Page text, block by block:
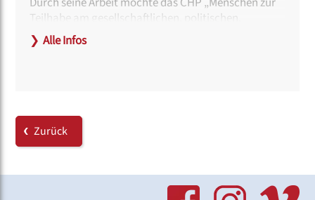
Teilhabe am gesellschaftlichen, politischen,
kulturellen, religiösen und spirituellen Leben und zu
einem verantwortungsvollen, wertschätzenden und
Lorenzkirche (U 1) oder Hauptbahnhof (U 1, U 2, U 3 |
Tram 5, 7, 8, 11 | Bus 43, 44 | S 1 bis S 6 | RE, RB und
Fernverkehr)
Hinweise zur Barrierefreiheit:
Ein barrierefreier Zugang ist über den Haupteingang
❯ Alle Infos
Zurück